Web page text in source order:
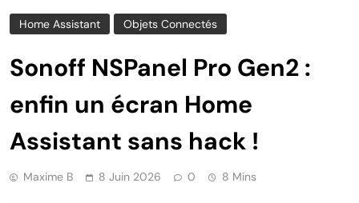
Home Assistant Objets Connectés
Sonoff NSPanel Pro Gen2 :
enfin un écran Home
Assistant sans hack !
Maxime B 8 Juin 2026 0 8 Mins